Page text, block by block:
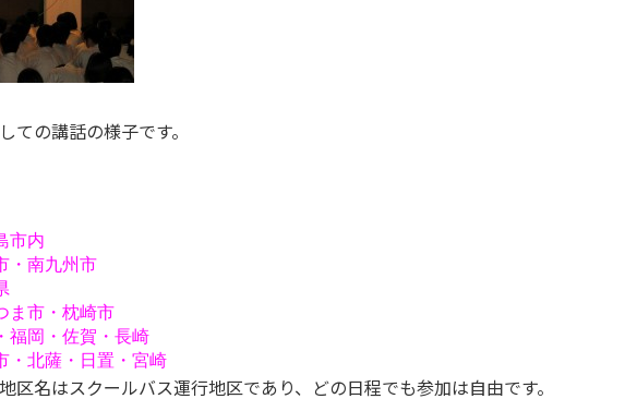
の講話の様子です。
市内
南九州市
市・枕崎市
岡・佐賀・長崎
北薩・日置・宮崎
区名はスクールバス運行地区であり、どの日程でも参加は自由です。